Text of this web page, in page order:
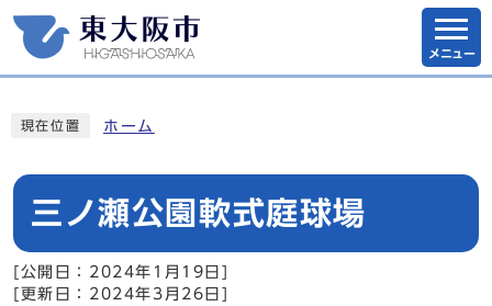
メニュー
現在位置 ホーム
三ノ瀬公園軟式庭球場
[公開日：2024年1月19日]
[更新日：2024年3月26日]